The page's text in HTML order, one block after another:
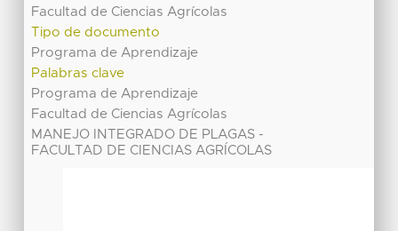
Facultad de Ciencias Agrícolas
Tipo de documento
Programa de Aprendizaje
Palabras clave
Programa de Aprendizaje
Facultad de Ciencias Agrícolas
MANEJO INTEGRADO DE PLAGAS -
FACULTAD DE CIENCIAS AGRÍCOLAS